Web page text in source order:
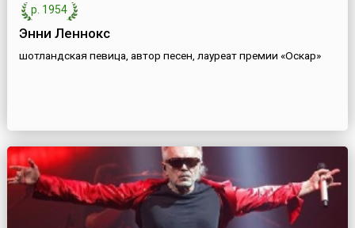
р. 1954
Энни Леннокс
шотландская певица, автор песен, лауреат премии «Оскар»